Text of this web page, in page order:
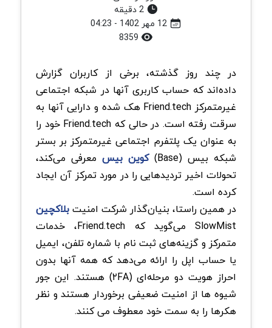
2 دقیقه
در چند روز گذشته، برخی از کاربران گزارش
داده‌اند که حساب کاربری آنها در شبکه اجتماعی
غیرمتمرکز Friend.tech هک شده و دارایی آنها به
سرقت رفته است. در حالی که Friend.tech خود را
به عنوان یک پلتفرم اجتماعی غیرمتمرکز بر بستر
شبکه بیس (Base)
کوین بیس معرفی می‌کند،
تحولات اخیر تردیدهایی را در مورد تمرکز آن ایجاد
کرده است.
در همین راستا، بنیان‌گذار شرکت امنیتبلاکچین
SlowMist می‌گوید که Friend.tech، خدمات
متمرکز و گزینه‌های ثبت نام با شماره تلفن، ایمیل
یا حساب اپل را ارائه می‌دهد که همه آنها بدون
احراز هویت دو مرحله‌ای (۲FA) هستند. این جور
شیوه ها از امنیت ضعیفی برخوردار هستند و نظر
هکرها را به سمت خود معطوف می کنند.